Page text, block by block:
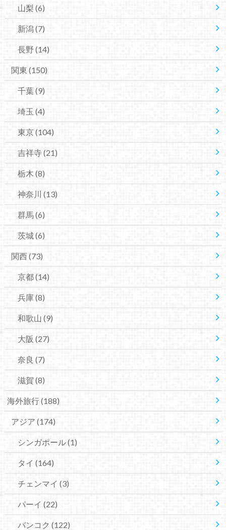
山梨 (6)
新潟 (7)
長野 (14)
関東 (150)
千葉(9)
埼玉 (4)
東京(104)
吉祥寺(21)
栃木 (8)
神奈川 (13)
群馬(6)
茨城(6)
関西(73)
京都(14)
兵庫(8)
和歌山 (9)
大阪 (27)
奈良 (7)
滋賀 (8)
海外旅行(188)
アジア (174)
シンガポール(1)
タイ (164)
チェンマイ (3)
パーイ (22)
バンコク (122)